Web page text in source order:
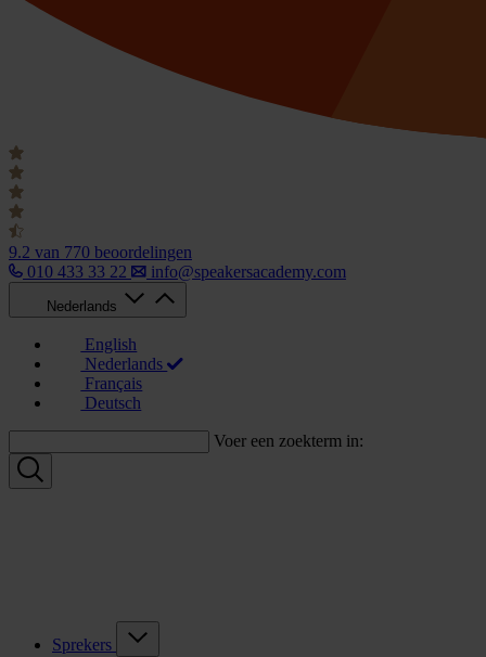
9.2 van 770 beoordelingen
010 433 33 22
info@speakersacademy.com
Nederlands
English
Nederlands
Français
Deutsch
Voer een zoekterm in:
Sprekers